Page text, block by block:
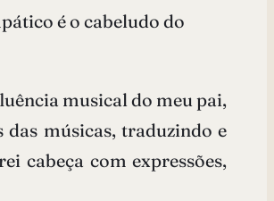
é o cabeludo do
musical do meu pai,
músicas, traduzindo e
cabeça com expressões,